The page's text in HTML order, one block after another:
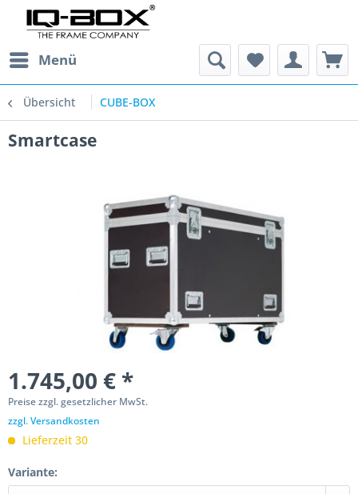
Menü
Übersicht CUBE-BOX
Smartcase
1.745,00 € *
Preise zzgl. gesetzlicher MwSt.
zzgl. Versandkosten
Lieferzeit 30
Variante: